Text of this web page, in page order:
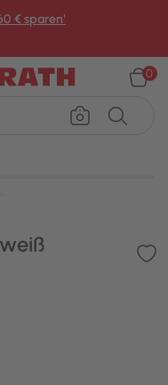
€ sparen¹
0